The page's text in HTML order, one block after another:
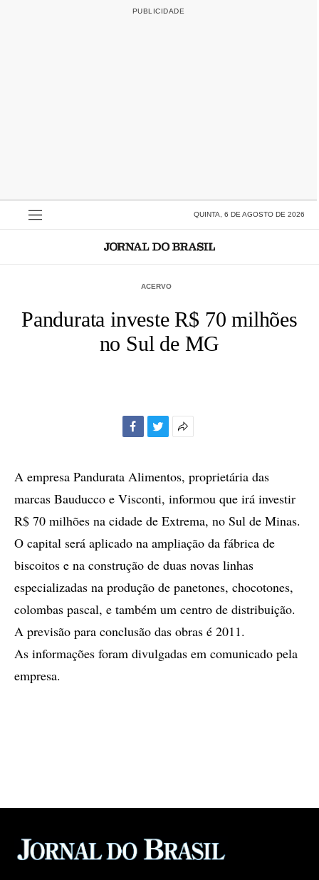
QUINTA, 6 DE AGOSTO DE 2026
ACERVO
Pandurata investe R$ 70 milhões
no Sul de MG
compartilhamento
A empresa Pandurata Alimentos, proprietária das
marcas Bauducco e Visconti, informou que irá investir
R$ 70 milhões na cidade de Extrema, no Sul de Minas.
O capital será aplicado na ampliação da fábrica de
biscoitos e na construção de duas novas linhas
especializadas na produção de panetones, chocotones,
colombas pascal, e também um centro de distribuição.
A previsão para conclusão das obras é 2011.
As informações foram divulgadas em comunicado pela
empresa.